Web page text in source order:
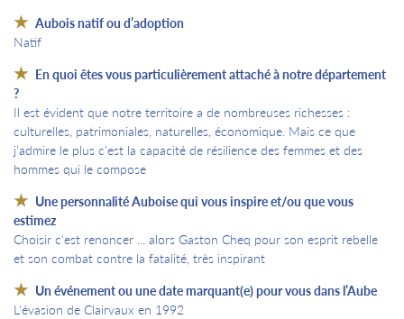
Aubois natif ou d’adoption
Natif
En quoi êtes vous particulièrement attaché à notre département
?
Il est évident que notre territoire a de nombreuses richesses :
culturelles, patrimoniales, naturelles, économique. Mais ce que
j’admire le plus c’est la capacité de résilience des femmes et des
hommes qui le compose
Une personnalité Auboise qui vous inspire et/ou que vous
estimez
Choisir c'est renoncer ... alors Gaston Cheq pour son esprit rebelle
et son combat contre la fatalité, très inspirant
Un événement ou une date marquant(e) pour vous dans l’Aube
L'évasion de Clairvaux en 1992